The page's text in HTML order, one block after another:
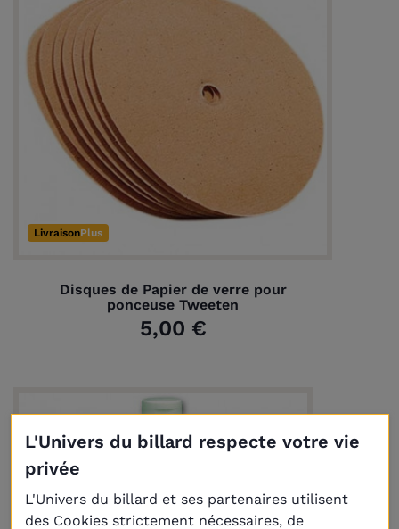
LivraisonPlus
Disques de Papier de verre pour
ponceuse Tweeten
5,00 €
L'Univers du billard respecte votre vie
privée
L'Univers du billard et ses partenaires utilisent
des Cookies strictement nécessaires, de